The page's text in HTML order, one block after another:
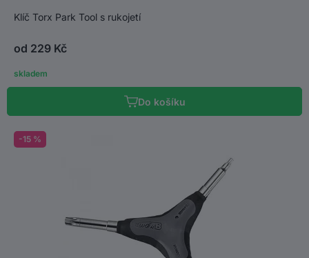
Do košíku
Klíč Torx Park Tool s rukojetí
od 229 Kč
skladem
-15 %